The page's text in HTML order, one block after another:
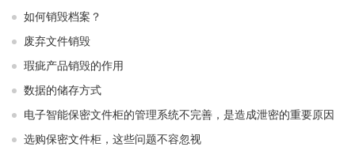
如何销毁档案？
废弃文件销毁
瑕疵产品销毁的作用
数据的储存方式
电子智能保密文件柜的管理系统不完善，是造成泄密的重要原因
选购保密文件柜，这些问题不容忽视